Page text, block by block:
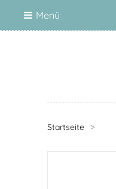
Menü
Startseite >